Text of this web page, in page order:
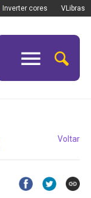
Inverter cores VLibras
Voltar